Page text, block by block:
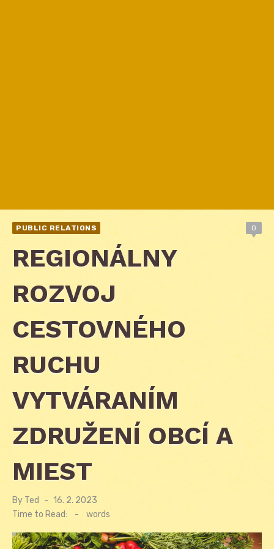
PUBLIC RELATIONS 0
REGIONÁLNY
ROZVOJ
CESTOVNÉHO
RUCHU
VYTVÁRANÍM
ZDRUŽENÍ OBCÍ A
MIEST
By Ted
Posted
on
16. 2. 2023
Time to Read:
- words